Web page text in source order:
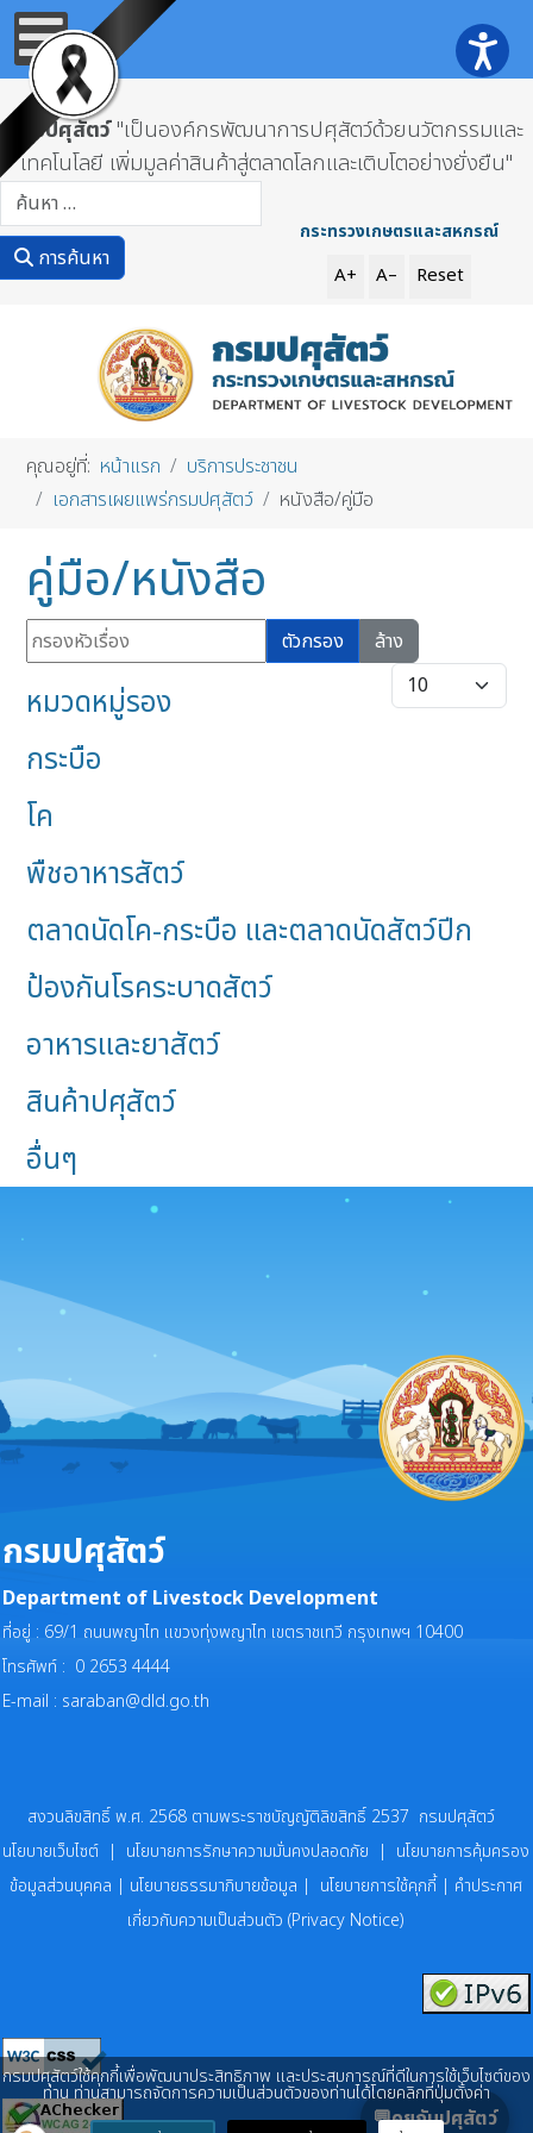
💬คุยกับปศุสัตว์
กรมปศุสัตว์"เป็นองค์กรพัฒนาการปศุสัตว์ด้วยนวัตกรรมและ
เทคโนโลยี เพิ่มมูลค่าสินค้าสู่ตลาดโลกและเติบโตอย่างยั่งยืน"
การค้นหา
กระทรวงเกษตรและสหกรณ์
A+ A– Reset
คุณอยู่ที่: หน้าแรก
บริการประชาชน
เอกสารเผยแพร่กรมปศุสัตว์
หนังสือ/คู่มือ
คู่มือ/หนังสือ
กรองหัวเรื่อง ตัวกรอง
ล้าง
แสดง #
หมวดหมู่รอง
กระบือ
โค
พืชอาหารสัตว์
ตลาดนัดโค-กระบือ และตลาดนัดสัตว์ปีก
ป้องกันโรคระบาดสัตว์
อาหารและยาสัตว์
สินค้าปศุสัตว์
อื่นๆ
กรมปศุสัตว์
Department of Livestock Development
ที่อยู่ : 69/1 ถนนพญาไท แขวงทุ่งพญาไท เขตราชเทวี กรุงเทพฯ 10400
โทรศัพท์ : 0 2653 4444
E-mail : saraban@dld.go.th
สงวนลิขสิทธิ์ พ.ศ. 2568 ตามพระราชบัญญัติลิขสิทธิ์ 2537 กรมปศุสัตว์
นโยบายเว็บไซต์ | นโยบายการรักษาความมั่นคงปลอดภัย | นโยบายการคุ้มครอง
ข้อมูลส่วนบุคคล | นโยบายธรรมาภิบายข้อมูล | นโยบายการใช้คุกกี้ | คำประกาศ
เกี่ยวกับความเป็นส่วนตัว (Privacy Notice)
กรมปศุสัตว์ใช้คุกกี้เพื่อพัฒนาประสิทธิภาพ และประสบการณ์ที่ดีในการใช้เว็บไซต์ของ
ท่าน ท่านสามารถจัดการความเป็นส่วนตัวของท่านได้โดยคลิกที่ปุ่มตั้งค่า